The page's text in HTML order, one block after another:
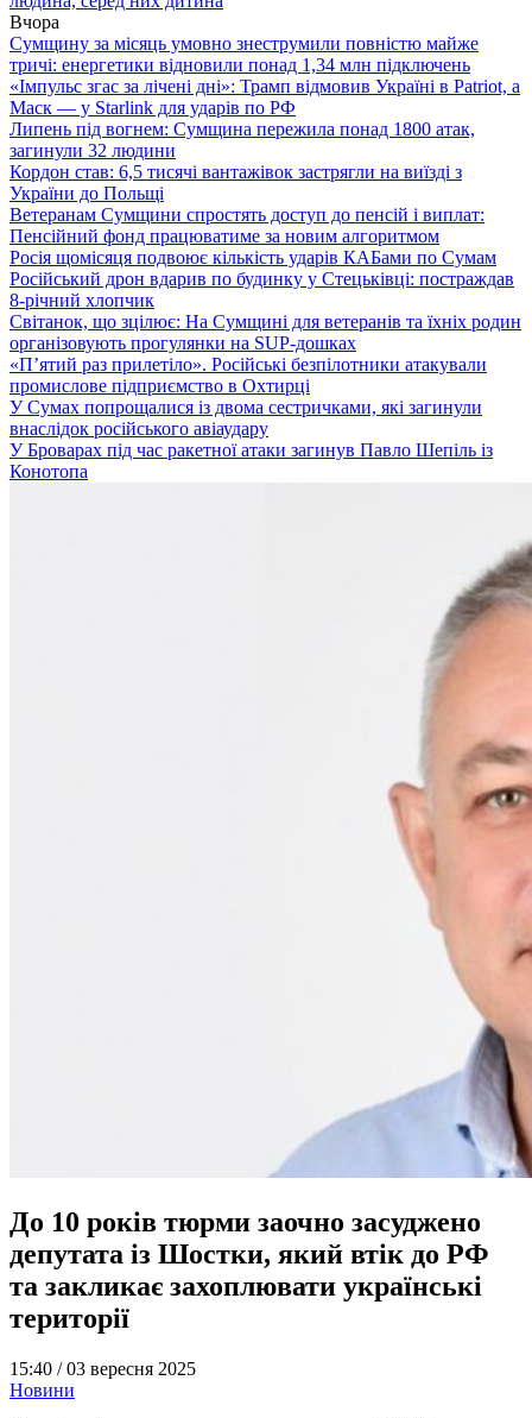
Вчора
Сумщину за місяць умовно знеструмили повністю майже
тричі: енергетики відновили понад 1,34 млн підключень
«Імпульс згас за лічені дні»: Трамп відмовив Україні в Patriot, а
Маск — у Starlink для ударів по РФ
Липень під вогнем: Сумщина пережила понад 1800 атак,
загинули 32 людини
Кордон став: 6,5 тисячі вантажівок застрягли на виїзді з
України до Польщі
Ветеранам Сумщини спростять доступ до пенсій і виплат:
Пенсійний фонд працюватиме за новим алгоритмом
Росія щомісяця подвоює кількість ударів КАБами по Сумам
Російський дрон вдарив по будинку у Стецьківці: постраждав
8-річний хлопчик
Світанок, що зцілює: На Сумщині для ветеранів та їхніх родин
організовують прогулянки на SUP-дошках
«П’ятий раз прилетіло». Російські безпілотники атакували
промислове підприємство в Охтирці
У Сумах попрощалися із двома сестричками, які загинули
внаслідок російського авіаудару
У Броварах під час ракетної атаки загинув Павло Шепіль із
Конотопа
До 10 років тюрми заочно засуджено
депутата із Шостки, який втік до РФ
та закликає захоплювати українські
території
15:40 /03 вересня 2025
Новини